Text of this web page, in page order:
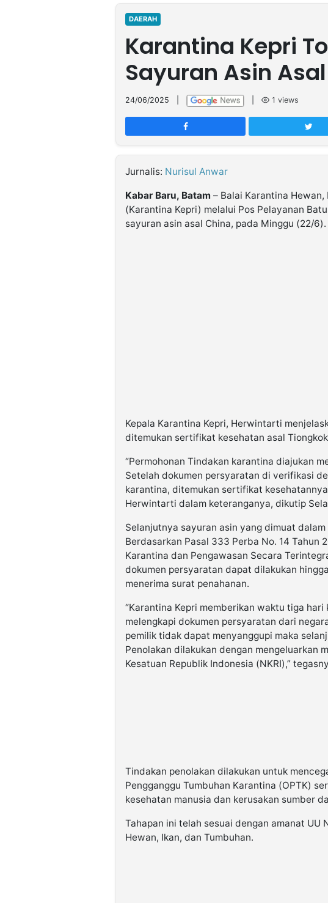
DAERAH
Karantina Kepri
Sayuran Asin
24/06/2025 1 views
Jurnalis: Nurisul Anwar
Kabar Baru, Batam – Balai Karantina Hewan,
(Karantina Kepri) melalui Pos Pelayanan
sayuran asin asal China, pada Minggu (22/6).
Kepala Karantina Kepri, Herwintarti
ditemukan sertifikat kesehatan asal
“Permohonan Tindakan karantina diajukan
Setelah dokumen persyaratan di verifikasi
karantina, ditemukan sertifikat
Herwintarti dalam keteranganya, dikutip
Selanjutnya sayuran asin yang dimuat
Berdasarkan Pasal 333 Perba No. 14 Tahun
Karantina dan Pengawasan Secara
dokumen persyaratan dapat dilakukan
menerima surat penahanan.
“Karantina Kepri memberikan waktu tiga
melengkapi dokumen persyaratan dari
pemilik tidak dapat menyanggupi maka
Penolakan dilakukan dengan mengeluarkan
Kesatuan Republik Indonesia (NKRI),”
Tindakan penolakan dilakukan untuk
Pengganggu Tumbuhan Karantina (OPTK)
kesehatan manusia dan kerusakan sumber
Tahapan ini telah sesuai dengan amanat UU
Hewan, Ikan, dan Tumbuhan.